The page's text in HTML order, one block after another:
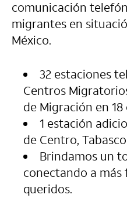
comunicación
migrantes en
México.
32 estaciones
Centros
de Migración en
1 estación
de Centro, Tabasco
Brindamos un
conectando a más
queridos.